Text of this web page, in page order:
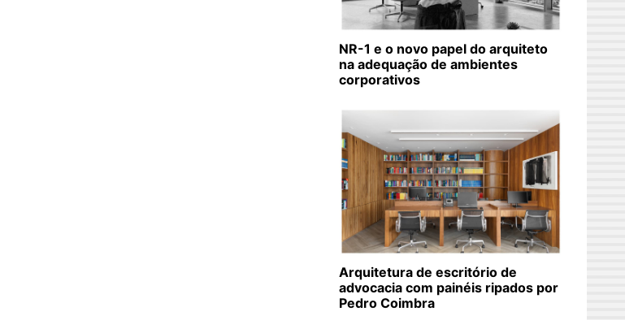
NR-1 e o novo papel do arquiteto
na adequação de ambientes
corporativos
Arquitetura de escritório de
advocacia com painéis ripados por
Pedro Coimbra